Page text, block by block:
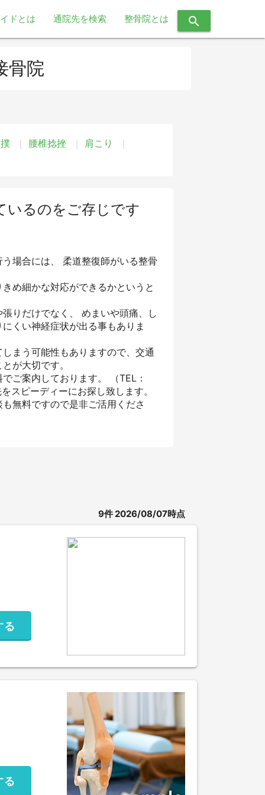
ドとは 通院先を検索 整骨院とは search
骨院
腰椎捻挫 肩こり
いるのをご存じです
場合には、 柔道整復師がいる整骨
め細かな対応ができるかというと
りだけでなく、 めまいや頭痛、し
くい神経症状が出る事もありま
まう可能性もありますので、交通
が大切です。
ご案内しております。 （TEL：
スピーディーにお探し致します。
無料ですので是非ご活用くださ
9件2026/08/07時点
る
る